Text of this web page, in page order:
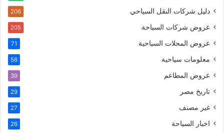
دليل شركات النقل السياحي 206
عروض شركات السياحة 205
عروض المحلات السياحية 71
معلومات سياحية 56
عروض المطاعم 39
تاريخ مصر 29
غير مصنف 27
اخبار السياحة 26